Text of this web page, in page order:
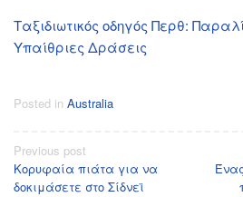
Ταξιδιωτικός οδηγός Περθ:
Υπαίθριες Δράσεις
Posted in Australia
Post
navigation
Previous post
Κορυφαία πιάτα για να
δοκιμάσετε στο Σίδνεϊ